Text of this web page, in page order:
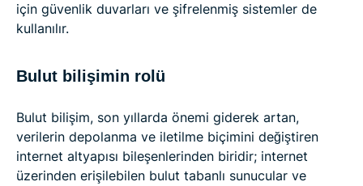
için güvenlik duvarları ve şifrelenmiş sistemler de
kullanılır.
Bulut bilişimin rolü
Bulut bilişim, son yıllarda önemi giderek artan,
verilerin depolanma ve iletilme biçimini değiştiren
internet altyapısı bileşenlerinden biridir; internet
üzerinden erişilebilen bulut tabanlı sunucular ve